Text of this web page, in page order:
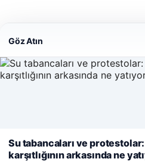
Web sitemizi nasıl kullandığınızı
kullanıyoruz.Çerez Politikamız
Göz Atın
Su tabancaları ve
karşıtlığının arkasında ne